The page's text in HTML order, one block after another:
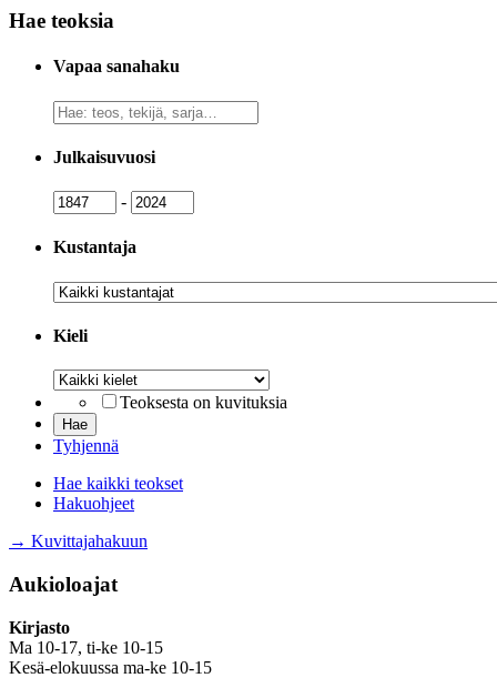
Hae teoksia
Vapaa sanahaku
Vapaa
sanahaku
Julkaisuvuosi
Julkaisuvuosi
- Julkaisuvuosi
Kustantaja
Kustantaja
Kieli
Kieli
Teoksesta on kuvituksia
Tyhjennä
Hae kaikki teokset
Hakuohjeet
→ Kuvittajahakuun
Aukioloajat
Kirjasto
Ma 10-17, ti-ke 10-15
Kesä-elokuussa ma-ke 10-15